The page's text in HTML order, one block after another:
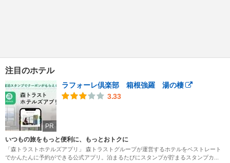
注目のホテル
PR
ラフォーレ倶楽部 箱根強羅 湯の棲
3.33
いつもの旅をもっと便利に、もっとおトクに
「森トラストホテルズアプリ」 森トラストグループが運営するホテルをベストレート
でかんたんに予約ができる公式アプリ。泊まるたびにスタンプが貯まるスタンプカ...